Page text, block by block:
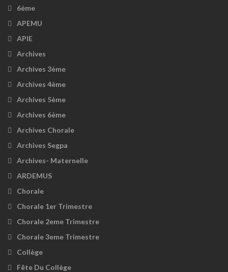
6ème
APEMU
APIE
Archives
Archives 3ème
Archives 4ème
Archives 5ème
Archives 6ème
Archives Chorale
Archives Segpa
Archives- Maternelle
ARDEMUS
Chorale
Chorale 1er Trimestre
Chorale 2eme Trimestre
Chorale 3eme Trimestre
Collège
Fête Du Collège